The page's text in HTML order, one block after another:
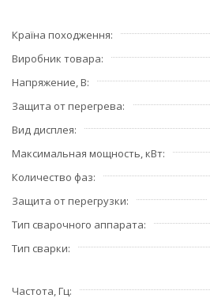
Країна походження
Виробник товара
Напряжение, В
Защита от перегрева
Вид дисплея
Максимальная мощность, кВт
Количество фаз
Защита от перегрузки
Тип сварочного аппарата
Тип сварки
Частота, Гц